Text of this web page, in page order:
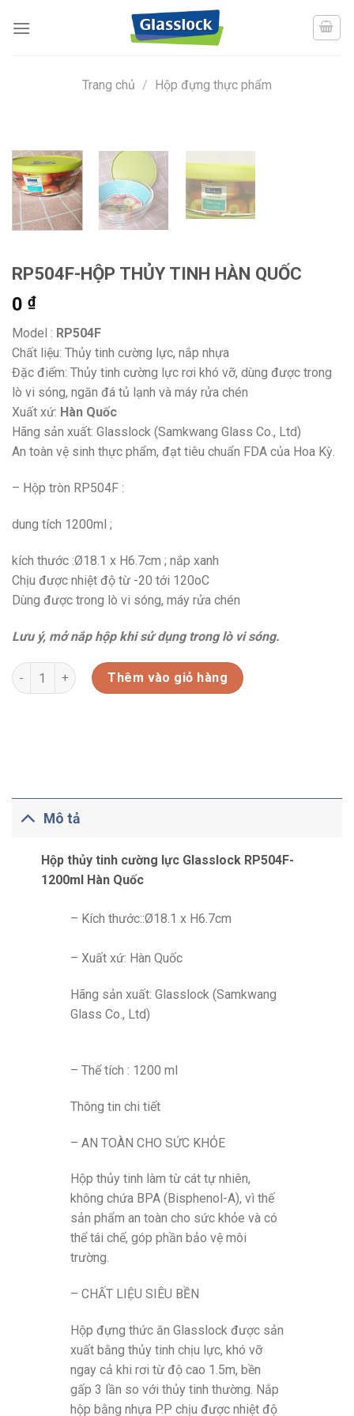
Trang chủ / Hộp đựng thực phẩm
RP504F-HỘP THỦY TINH HÀN QUỐC
0 ₫
Model : RP504F
Chất liệu: Thủy tinh cường lực, nắp nhựa
Đặc điểm: Thủy tinh cường lực rơi khó vỡ, dùng được trong
lò vi sóng, ngăn đá tủ lạnh và máy rửa chén
Xuất xứ: Hàn Quốc
Hãng sản xuất: Glasslock (Samkwang Glass Co., Ltd)
An toàn vệ sinh thực phẩm, đạt tiêu chuẩn FDA của Hoa Kỳ.
– Hộp tròn RP504F :
dung tích 1200ml ;
kích thước :Ø18.1 x H6.7cm ; nắp xanh
Chịu được nhiệt độ từ -20 tới 120oC
Dùng được trong lò vi sóng, máy rửa chén
Lưu ý, mở nắp hộp khi sử dụng trong lò vi sóng.
RP504F-HỘP THỦY TINH HÀN QUỐC số lượng
Thêm vào giỏ hàng
Mô tả
Hộp thủy tinh cường lực Glasslock RP504F-
1200ml Hàn Quốc
– Kích thước::Ø18.1 x H6.7cm
– Xuất xứ: Hàn Quốc
Hãng sản xuất: Glasslock (Samkwang
Glass Co., Ltd)
– Thể tích : 1200 ml
Thông tin chi tiết
– AN TOÀN CHO SỨC KHỎE
Hộp thủy tinh làm từ cát tự nhiên,
không chứa BPA (Bisphenol-A), vì thế
sản phẩm an toàn cho sức khỏe và có
thể tái chế, góp phần bảo vệ môi
trường.
– CHẤT LIỆU SIÊU BỀN
Hộp đựng thức ăn Glasslock được sản
xuất bằng thủy tinh chịu lực, khó vỡ
ngay cả khi rơi từ độ cao 1.5m, bền
gấp 3 lần so với thủy tinh thường. Nắp
hộp bằng nhựa P.P chịu được nhiệt độ